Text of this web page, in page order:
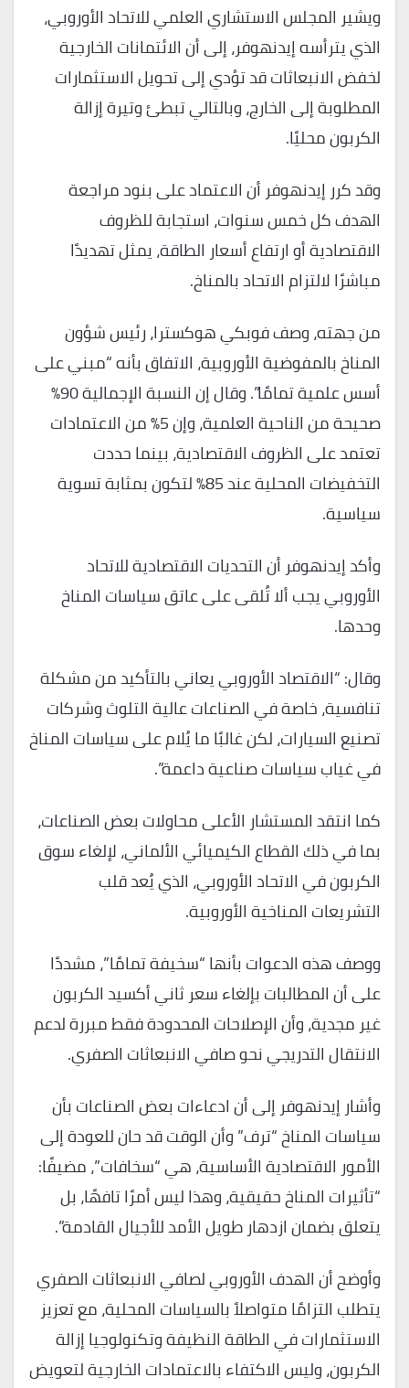
ويشير المجلس الاستشاري العلمي للاتحاد الأوروبي،
الذي يترأسه إيدنهوفر، إلى أن الائتمانات الخارجية
لخفض الانبعاثات قد تؤدي إلى تحويل الاستثمارات
المطلوبة إلى الخارج، وبالتالي تبطئ وتيرة إزالة
الكربون محليًا.
وقد كرر إيدنهوفر أن الاعتماد على بنود مراجعة
الهدف كل خمس سنوات، استجابة للظروف
الاقتصادية أو ارتفاع أسعار الطاقة، يمثل تهديدًا
مباشرًا لالتزام الاتحاد بالمناخ.
من جهته، وصف فوبكي هوكسترا، رئيس شؤون
المناخ بالمفوضية الأوروبية، الاتفاق بأنه “مبني على
أسس علمية تمامًا”. وقال إن النسبة الإجمالية 90%
صحيحة من الناحية العلمية، وإن 5% من الاعتمادات
تعتمد على الظروف الاقتصادية، بينما حددت
التخفيضات المحلية عند 85% لتكون بمثابة تسوية
سياسية.
وأكد إيدنهوفر أن التحديات الاقتصادية للاتحاد
الأوروبي يجب ألا تُلقى على عاتق سياسات المناخ
وحدها.
وقال: “الاقتصاد الأوروبي يعاني بالتأكيد من مشكلة
تنافسية، خاصة في الصناعات عالية التلوث وشركات
تصنيع السيارات، لكن غالبًا ما يُلام على سياسات المناخ
في غياب سياسات صناعية داعمة”.
كما انتقد المستشار الأعلى محاولات بعض الصناعات،
بما في ذلك القطاع الكيميائي الألماني، لإلغاء سوق
الكربون في الاتحاد الأوروبي، الذي يُعد قلب
التشريعات المناخية الأوروبية.
ووصف هذه الدعوات بأنها “سخيفة تمامًا”، مشددًا
على أن المطالبات بإلغاء سعر ثاني أكسيد الكربون
غير مجدية، وأن الإصلاحات المحدودة فقط مبررة لدعم
الانتقال التدريجي نحو صافي الانبعاثات الصفري.
وأشار إيدنهوفر إلى أن ادعاءات بعض الصناعات بأن
سياسات المناخ “ترف” وأن الوقت قد حان للعودة إلى
الأمور الاقتصادية الأساسية، هي “سخافات”، مضيفًا:
“تأثيرات المناخ حقيقية، وهذا ليس أمرًا تافهًا، بل
يتعلق بضمان ازدهار طويل الأمد للأجيال القادمة”.
وأوضح أن الهدف الأوروبي لصافي الانبعاثات الصفري
يتطلب التزامًا متواصلاً بالسياسات المحلية، مع تعزيز
الاستثمارات في الطاقة النظيفة وتكنولوجيا إزالة
الكربون، وليس الاكتفاء بالاعتمادات الخارجية لتعويض